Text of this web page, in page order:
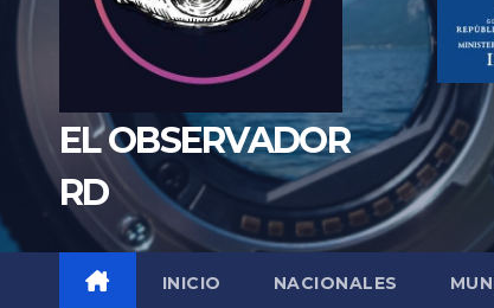
EL OBSERVADOR
RD
INICIO NACIONALES